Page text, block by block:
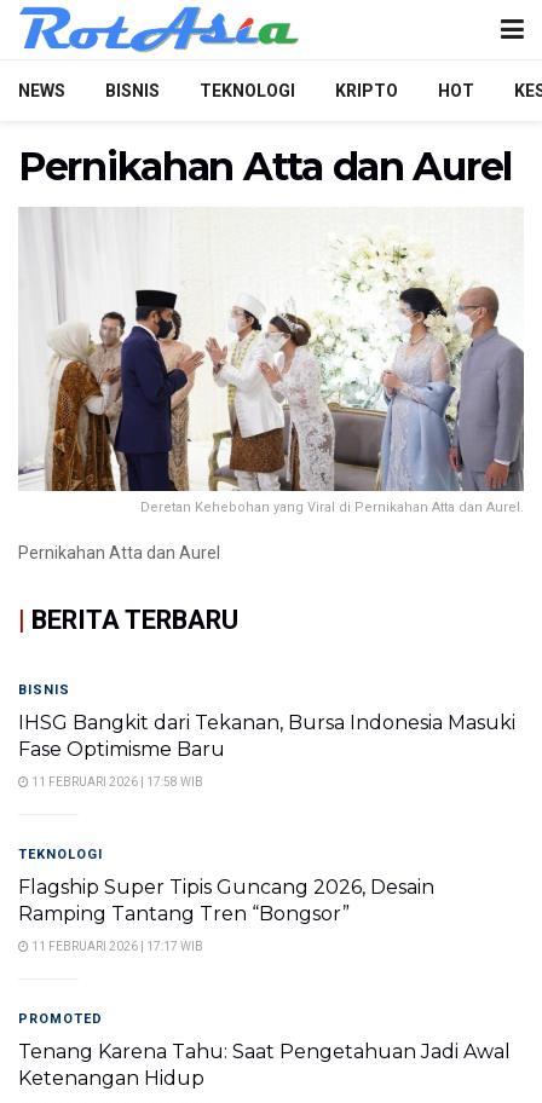
NEWS BISNIS TEKNOLOGI KRIPTO HOT
Pernikahan Atta dan Aurel
Deretan Kehebohan yang Viral di Pernikahan Atta dan Aurel.
Pernikahan Atta dan Aurel
| BERITA TERBARU
BISNIS
IHSG Bangkit dari Tekanan, Bursa Indonesia Masuki
Fase Optimisme Baru
11 FEBRUARI 2026 | 17:58 WIB
TEKNOLOGI
Flagship Super Tipis Guncang 2026, Desain
Ramping Tantang Tren “Bongsor”
11 FEBRUARI 2026 | 17:17 WIB
PROMOTED
Tenang Karena Tahu: Saat Pengetahuan Jadi Awal
Ketenangan Hidup